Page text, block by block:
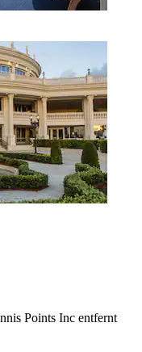
Points Inc entfernt